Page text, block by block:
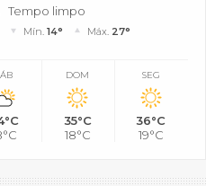
Tempo limpo
Mín.14° Máx. 27°
DOM
35°C
18°C
SEG
36°C
19°C